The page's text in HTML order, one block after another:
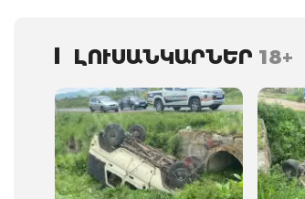
ԼՈՒՍԱՆԿԱՐՆԵՐ 18+